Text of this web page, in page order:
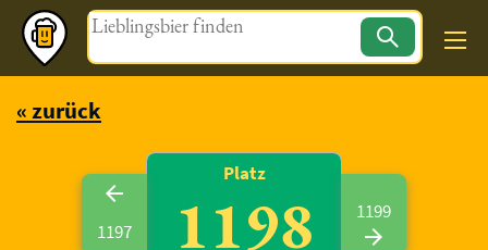
Magazin
« zurück
1197
Platz
1198 1199